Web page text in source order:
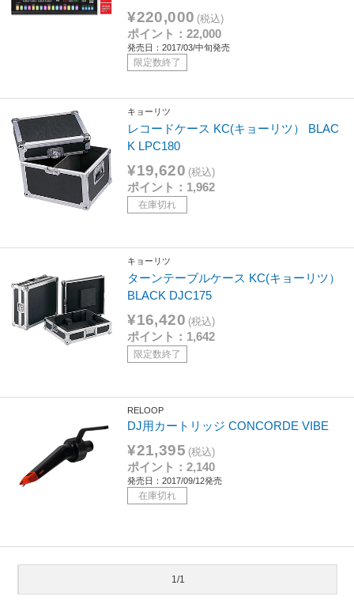
¥220,000 (税込)
ポイント：22,000
発売日：2017/03/中旬発売
限定数終了
キョーリツ
レコードケース KC(キョーリツ） BLAC
K LPC180
¥19,620 (税込)
ポイント：1,962
在庫切れ
キョーリツ
ターンテーブルケース KC(キョーリツ）
BLACK DJC175
¥16,420 (税込)
ポイント：1,642
限定数終了
RELOOP
DJ用カートリッジ CONCORDE VIBE
¥21,395 (税込)
ポイント：2,140
発売日：2017/09/12発売
在庫切れ
1/1